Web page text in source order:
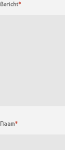
Bericht*
Naam*